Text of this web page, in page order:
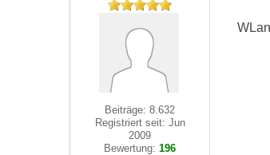
Beiträge: 8.632
Registriert seit: Jun
2009
Bewertung:196